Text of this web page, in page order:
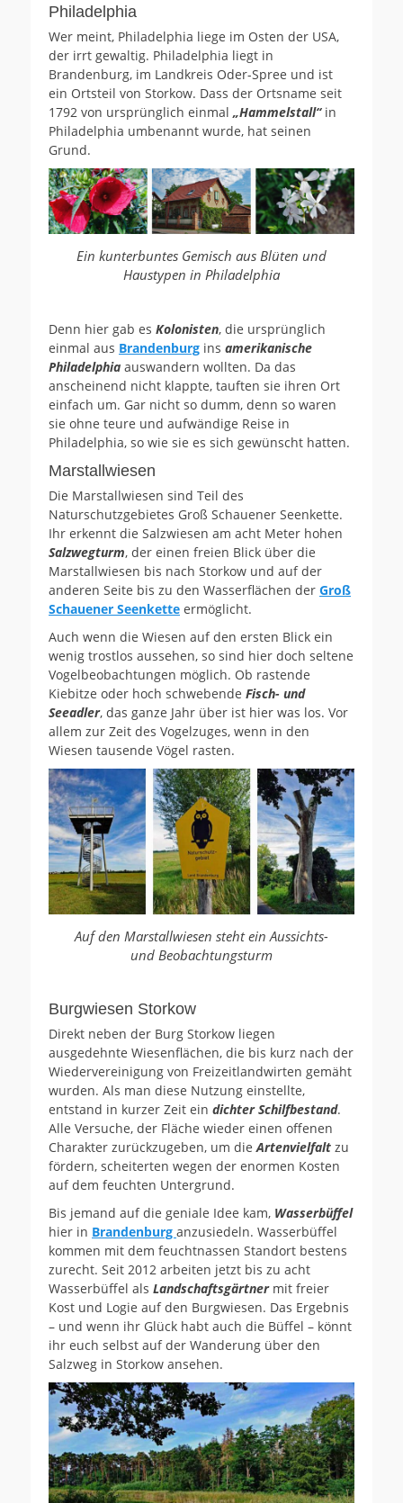
Philadelphia
Wer meint, Philadelphia liege im Osten der USA,
der irrt gewaltig. Philadelphia liegt in
Brandenburg, im Landkreis Oder-Spree und ist
ein Ortsteil von Storkow. Dass der Ortsname seit
1792 von ursprünglich einmal „Hammelstall“in
Philadelphia umbenannt wurde, hat seinen
Grund.
Ein kunterbuntes Gemisch aus Blüten und
Haustypen in Philadelphia
Denn hier gab es Kolonisten, die ursprünglich
einmal aus Brandenburg ins amerikanische
Philadelphia auswandern wollten. Da das
anscheinend nicht klappte, tauften sie ihren Ort
einfach um. Gar nicht so dumm, denn so waren
sie ohne teure und aufwändige Reise in
Philadelphia, so wie sie es sich gewünscht hatten.
Marstallwiesen
Die Marstallwiesen sind Teil des
Naturschutzgebietes Groß Schauener Seenkette.
Ihr erkennt die Salzwiesen am acht Meter hohen
Salzwegturm, der einen freien Blick über die
Marstallwiesen bis nach Storkow und auf der
anderen Seite bis zu den Wasserflächen der Groß
Schauener Seenkette ermöglicht.
Auch wenn die Wiesen auf den ersten Blick ein
wenig trostlos aussehen, so sind hier doch seltene
Vogelbeobachtungen möglich. Ob rastende
Kiebitze oder hoch schwebende Fisch- und
Seeadler, das ganze Jahr über ist hier was los. Vor
allem zur Zeit des Vogelzuges, wenn in den
Wiesen tausende Vögel rasten.
Auf den Marstallwiesen steht ein Aussichts-
und Beobachtungsturm
Burgwiesen Storkow
Direkt neben der Burg Storkow liegen
ausgedehnte Wiesenflächen, die bis kurz nach der
Wiedervereinigung von Freizeitlandwirten gemäht
wurden. Als man diese Nutzung einstellte,
entstand in kurzer Zeit ein dichter Schilfbestand.
Alle Versuche, der Fläche wieder einen offenen
Charakter zurückzugeben, um dieArtenvielfalt zu
fördern, scheiterten wegen der enormen Kosten
auf dem feuchten Untergrund.
Bis jemand auf die geniale Idee kam, Wasserbüffel
hier in Brandenburg anzusiedeln. Wasserbüffel
kommen mit dem feuchtnassen Standort bestens
zurecht. Seit 2012 arbeiten jetzt bis zu acht
Wasserbüffel als Landschaftsgärtnermit freier
Kost und Logie auf den Burgwiesen. Das Ergebnis
– und wenn ihr Glück habt auch die Büffel – könnt
ihr euch selbst auf der Wanderung über den
Salzweg in Storkow ansehen.